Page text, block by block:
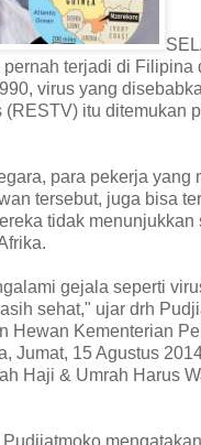
terjadi di Filipina
virus yang
(RESTV) itu ditemukan
para pekerja yang
tersebut, juga bisa
tidak menunjukkan
gejala seperti
sehat," ujar drh
Hewan Kementerian
Jumat, 15 Agustus
Haji & Umrah Harus